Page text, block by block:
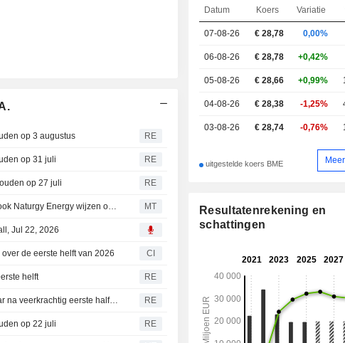
op 3 augustus RE
op 31 juli RE
op 27 juli RE
Barclays: Sterke halfjaarcijfers en verhoogde outlook Naturgy Energy wijzen op krachtig 2026 MT
Jul 22, 2026
de eerste helft van 2026 CI
helft RE
Spaans Naturgy verwacht hogere kernwinst dit jaar na veerkrachtig eerste halfjaar RE
op 22 juli RE
Europa (12,9%), Latijns-Amerika
overige (6,5%).
Datum Koers Variatie
07-08-26 € 28,78 0,00%
06-08-26 € 28,78 +0,42%
05-08-26 € 28,66 +0,99%
04-08-26 € 28,38 -1,25%
03-08-26 € 28,74 -0,76%
uitgestelde koers BME
Resultatenrekening en
schattingen